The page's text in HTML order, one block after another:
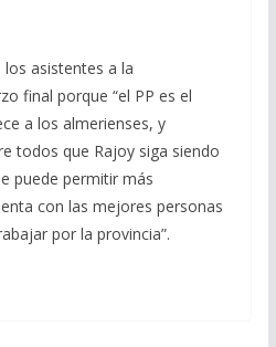
asistentes a la
final porque “el PP es el
a los almerienses, y
todos que Rajoy siga siendo
puede permitir más
con las mejores personas
por la provincia”.